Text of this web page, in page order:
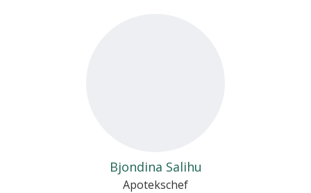
Bjondina Salihu
Apotekschef